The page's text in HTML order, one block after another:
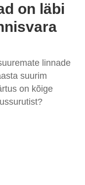
on läbi
linnade
suurim
on kõige